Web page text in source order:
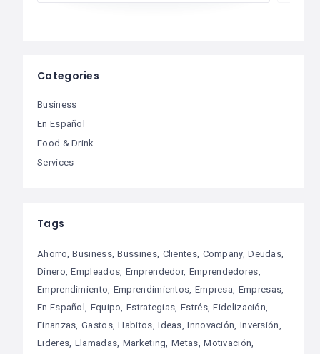
Categories
Business
En Español
Food & Drink
Services
Tags
Ahorro Business Bussines Clientes Company Deudas
Dinero Empleados Emprendedor Emprendedores
Emprendimiento Emprendimientos Empresa Empresas
En Español Equipo Estrategias Estrés Fidelización
Finanzas Gastos Habitos Ideas Innovación Inversión
Lideres Llamadas Marketing Metas Motivación